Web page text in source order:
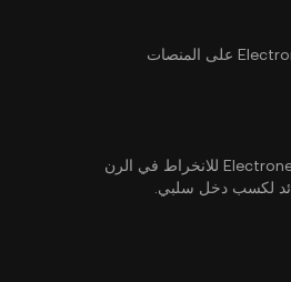
تداول Electronero ( ETNX ) على المنصات
استخدم Electronero ( ETNX ) للانخراط في الرن
لكسب دخل سلبي.